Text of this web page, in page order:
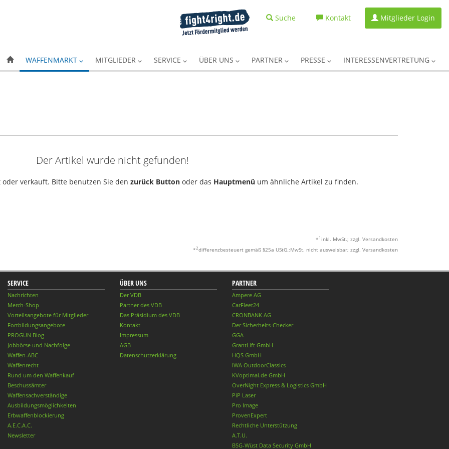
Suche Kontakt Mitglieder Login
WAFFENMARKT MITGLIEDER SERVICE ÜBER UNS PARTNER PRESSE INTERESSENVERTRETUNG
Der Artikel wurde nicht gefunden!
verkauft. Bitte benutzen Sie den zurück Button oder das Hauptmenü um ähnliche Artikel zu finden.
* 1 inkl. MwSt.; zzgl. Versandkosten
*2differenzbesteuert gemäß §25a UStG.;MwSt. nicht ausweisbar; zzgl. Versandkosten
SERVICE
Nachrichten
Merch-Shop
Vorteilsangebote für Mitglieder
Fortbildungsangebote
PROGUN Blog
Jobbörse und Nachfolge
Waffen-ABC
Waffenrecht
Rund um den Waffenkauf
Beschussämter
Waffensachverständige
Ausbildungsmöglichkeiten
Erbwaffenblockierung
A.E.C.A.C.
Newsletter
ÜBER UNS
Der VDB
Partner des VDB
Das Präsidium des VDB
Kontakt
Impressum
AGB
Datenschutzerklärung
PARTNER
Ampere AG
CarFleet24
CRONBANK AG
Der Sicherheits-Checker
GGA
GrantLift GmbH
HQS GmbH
IWA OutdoorClassics
KVoptimal.de GmbH
OverNight Express & Logistics GmbH
PiP Laser
Pro Image
ProvenExpert
Rechtliche Unterstützung
A.T.U.
BSG-Wüst Data Security GmbH